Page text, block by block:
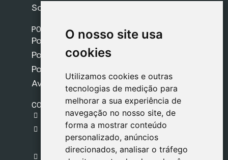
O nosso site usa
cookies
Utilizamos cookies e outras
tecnologias de medição para
melhorar a sua experiência de
navegação no nosso site, de
forma a mostrar conteúdo
personalizado, anúncios
direcionados, analisar o tráfego
O nosso site usa
cookies
Utilizamos cookies e outras
tecnologias de medição para
melhorar a sua experiência de
navegação no nosso site, de
forma a mostrar conteúdo
personalizado, anúncios
direcionados, analisar o tráfego
Sobre nós
POLÍTICAS
Política de Envios
Política de Cookies
Política de Privacidade
Aviso Legal
CONTACTO
gestion@safeliz.com
C. del Pradillo, 6, 28770 Colmenar Viejo,
Madrid
+34 918 459 877